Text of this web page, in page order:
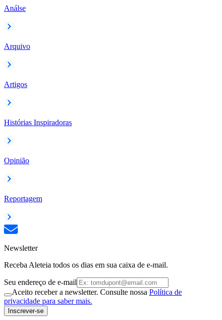
Análse
Arquivo
Artigos
Histórias Inspiradoras
Opinião
Reportagem
Newsletter
Receba Aleteia todos os dias em sua caixa de e-mail.
Seu endereço de e-mail
Aceito receber a newsletter. Consulte nossa Política de
privacidade para saber mais.
Inscrever-se